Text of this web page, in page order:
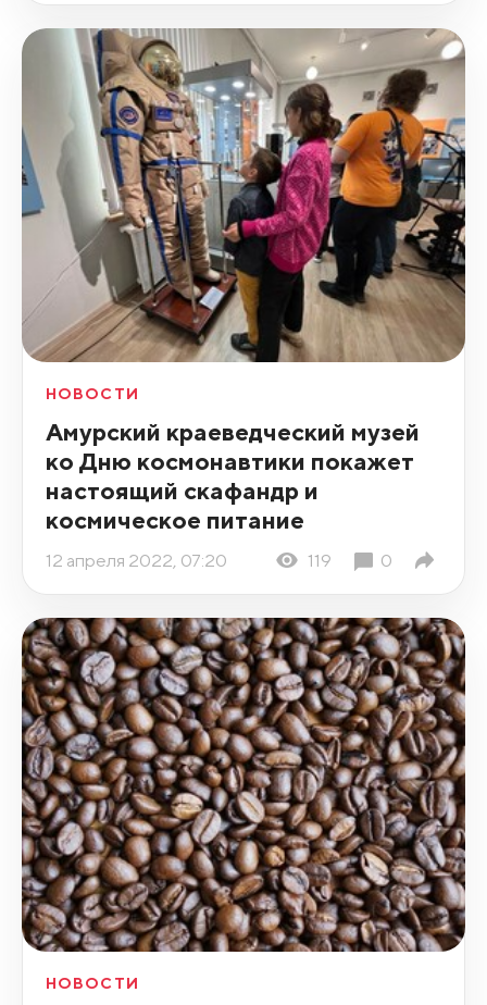
НОВОСТИ
Амурский краеведческий музей
ко Дню космонавтики покажет
настоящий скафандр и
космическое питание
12 апреля 2022, 07:20 119 0
НОВОСТИ